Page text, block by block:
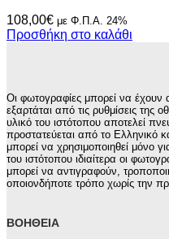
108,00€ με Φ.Π.Α. 24%
Προσθήκη στο καλάθι
Οι φωτογραφίες μπορεί να έχουν
εξαρτάται από τις ρυθμίσεις της
υλικό του ιστότοπου αποτελεί
προστατεύεται από το Ελληνικό
μπορεί να χρησιμοποιηθεί μόνο
του ιστότοπου ιδιαίτερα οι
μπορεί να αντιγραφούν,
οποιονδήποτε τρόπο χωρίς την
ΒΟΉΘΕΙΑ